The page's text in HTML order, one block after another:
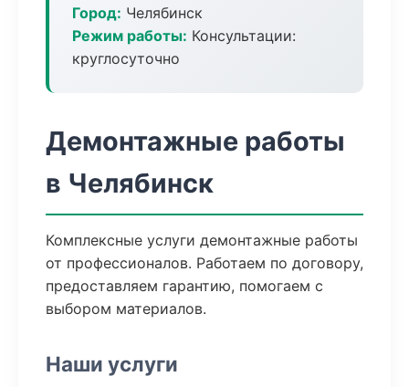
Город: Челябинск
Режим работы: Консультации:
круглосуточно
Демонтажные работы
в Челябинск
Комплексные услуги демонтажные работы
от профессионалов. Работаем по договору,
предоставляем гарантию, помогаем с
выбором материалов.
Наши услуги